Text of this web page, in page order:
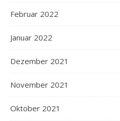
Februar 2022
Januar 2022
Dezember 2021
November 2021
Oktober 2021